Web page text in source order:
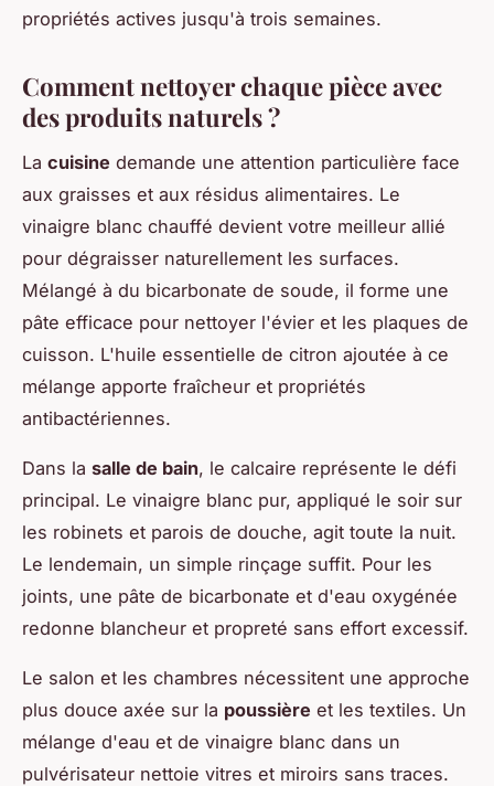
propriétés actives jusqu'à trois semaines.
Comment nettoyer chaque pièce avec
des produits naturels ?
La cuisine demande une attention particulière face
aux graisses et aux résidus alimentaires. Le
vinaigre blanc chauffé devient votre meilleur allié
pour dégraisser naturellement les surfaces.
Mélangé à du bicarbonate de soude, il forme une
pâte efficace pour nettoyer l'évier et les plaques de
cuisson. L'huile essentielle de citron ajoutée à ce
mélange apporte fraîcheur et propriétés
antibactériennes.
Dans la salle de bain, le calcaire représente le défi
principal. Le vinaigre blanc pur, appliqué le soir sur
les robinets et parois de douche, agit toute la nuit.
Le lendemain, un simple rinçage suffit. Pour les
joints, une pâte de bicarbonate et d'eau oxygénée
redonne blancheur et propreté sans effort excessif.
Le salon et les chambres nécessitent une approche
plus douce axée sur la poussière et les textiles. Un
mélange d'eau et de vinaigre blanc dans un
pulvérisateur nettoie vitres et miroirs sans traces.